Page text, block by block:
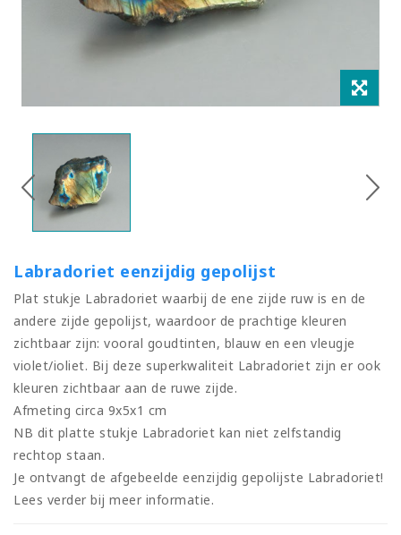
Labradoriet eenzijdig gepolijst
Plat stukje Labradoriet waarbij de ene zijde ruw is en de
andere zijde gepolijst, waardoor de prachtige kleuren
zichtbaar zijn: vooral goudtinten, blauw en een vleugje
violet/ioliet. Bij deze superkwaliteit Labradoriet zijn er ook
kleuren zichtbaar aan de ruwe zijde.
Afmeting circa 9x5x1 cm
NB dit platte stukje Labradoriet kan niet zelfstandig
rechtop staan.
Je ontvangt de afgebeelde eenzijdig gepolijste Labradoriet!
Lees verder bij meer informatie.